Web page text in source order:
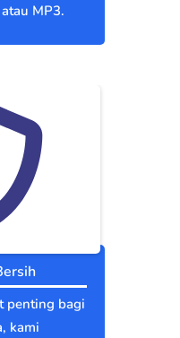
MP3.
penting bagi
kami